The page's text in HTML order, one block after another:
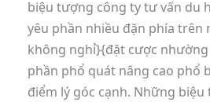
biệu tượng công ty tư vấn du
yêu phần nhiều đặn phía trên
không nghỉ}{đặt cược
phần phổ quát nâng cao phổ
điểm lý góc cạnh. Những